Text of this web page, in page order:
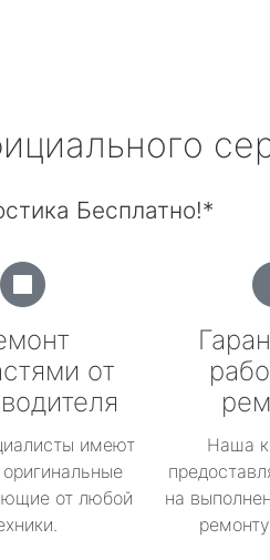
Бесплатно!*
от
имеют
от любой
Наша
на